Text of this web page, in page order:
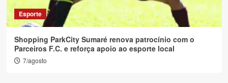
Esporte
Shopping ParkCity Sumaré renova patrocínio com o
Parceiros F.C. e reforça apoio ao esporte local
7/agosto